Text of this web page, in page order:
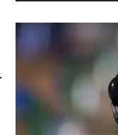
Спасылка без VPN